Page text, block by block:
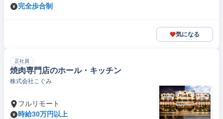
完全歩合制
気になる
正社員
焼肉専門店のホール・キッチン
株式会社こぐみ
フルリモート
時給30万円以上